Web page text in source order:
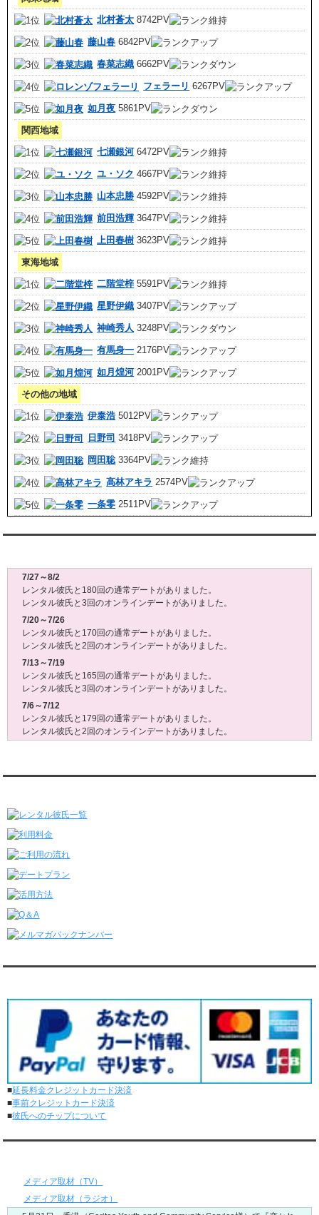
北村蒼太 8742PV
藤山春 6842PV
春菜志織 6662PV
フェラーリ 6267PV
如月夜 5861PV
関西地域
七瀬銀河6472PV
ユ・ソク 4667PV
山本忠勝 4592PV
前田浩輝 3647PV
上田春樹 3623PV
東海地域
二階堂梓 5591PV
星野伊織 3407PV
神崎秀人 3248PV
有馬身一 2176PV
如月煌河2001PV
その他の地域
伊泰浩 5012PV
日野司 3418PV
岡田聡3364PV
高林アキラ 2574PV
一条零 2511PV
7/27～8/2
レンタル彼氏と180回の通常デートがありました。
レンタル彼氏と3回のオンラインデートがありました。
7/20～7/26
レンタル彼氏と170回の通常デートがありました。
レンタル彼氏と2回のオンラインデートがありました。
7/13～7/19
レンタル彼氏と165回の通常デートがありました。
レンタル彼氏と3回のオンラインデートがありました。
7/6～7/12
レンタル彼氏と179回の通常デートがありました。
レンタル彼氏と2回のオンラインデートがありました。
レンタル彼氏と3回のオンラインデートがありました。
レンタル彼氏と2回のオンラインデートがありました。
6/15～6/21
レンタル彼氏と4回のオンラインデートがありました。
6/8～6/14
レンタル彼氏と161回の通常デートがありました。
レンタル彼氏と3回のオンラインデートがありました。
6/1～6/7
レンタル彼氏と165回の通常デートがありました。
レンタル彼氏と153回の通常デートがありました。
レンタル彼氏と1回のオンラインデートがありました。
5/11～5/17
レンタル彼氏と164回の通常デートがありました。
レンタル彼氏と2回のオンラインデートがありました。
5/4～5/10
レンタル彼氏と151回の通常デートがありました。
レンタル彼氏と2回のオンラインデートがありました。
4/20～4/26
レンタル彼氏と159回の通常デートがありました。
レンタル彼氏と3回のオンラインデートがありました。
■延長料金クレジットカード決済
■事前クレジットカード決済
■彼氏へのチップについて
メディア取材（TV）
メディア取材（ラジオ）